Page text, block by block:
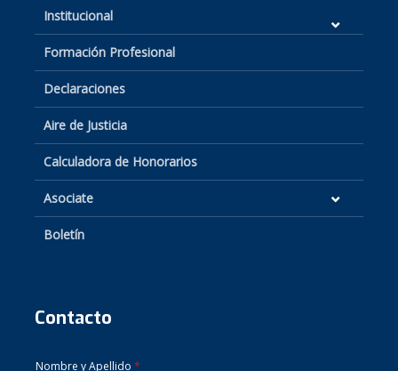
Institucional
Formación Profesional
Declaraciones
Aire de Justicia
Calculadora de Honorarios
Asociate
Boletín
Contacto
Nombre y Apellido *